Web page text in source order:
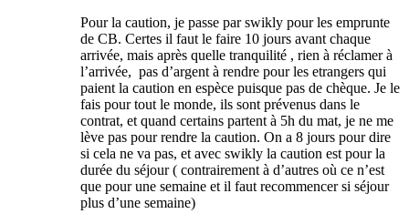
Pour la caution, je passe par swikly pour les emprunte
de CB. Certes il faut le faire 10 jours avant chaque
arrivée, mais après quelle tranquilité , rien à réclamer à
l’arrivée, pas d’argent à rendre pour les etrangers qui
paient la caution en espèce puisque pas de chèque. Je le
fais pour tout le monde, ils sont prévenus dans le
contrat, et quand certains partent à 5h du mat, je ne me
lève pas pour rendre la caution. On a 8 jours pour dire
si cela ne va pas, et avec swikly la caution est pour la
durée du séjour ( contrairement à d’autres où ce n’est
que pour une semaine et il faut recommencer si séjour
plus d’une semaine)